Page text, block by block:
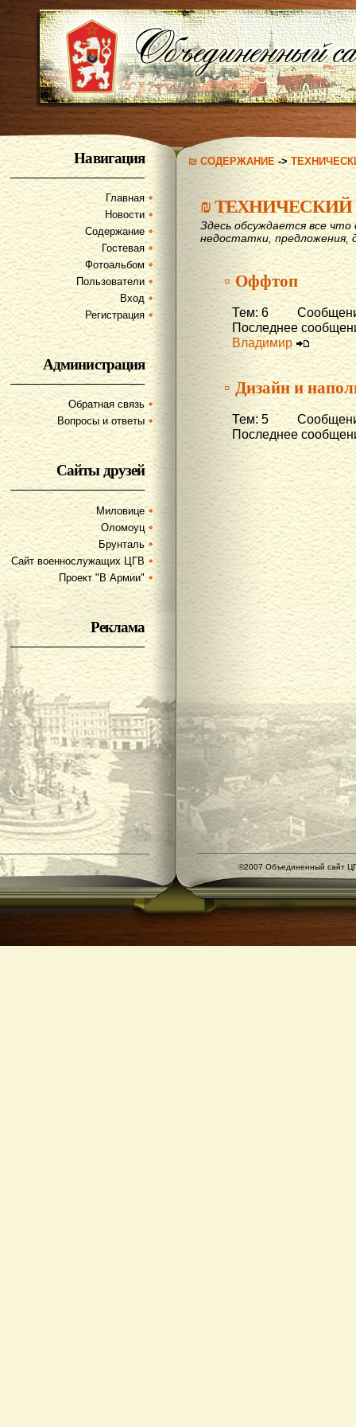
Навигация
Главная
Новости
Содержание
Гостевая
Фотоальбом
Пользователи
Вход
Регистрация
Администрация
Обратная связь
Вопросы и ответы
Сайты друзей
Миловице
Оломоуц
Брунталь
Сайт военнослужащих ЦГВ
Проект "В Армии"
Реклама
₪ СОДЕРЖАНИЕ->
₪ТЕХНИЧЕСКИЙ
Здесь обсуждается все
недостатки, предложения,
▫ Оффтоп
Тем: 6
Последнее
Владимир
▫ Дизайн и
Тем: 5
Последнее
©2007 Объединенный сайт